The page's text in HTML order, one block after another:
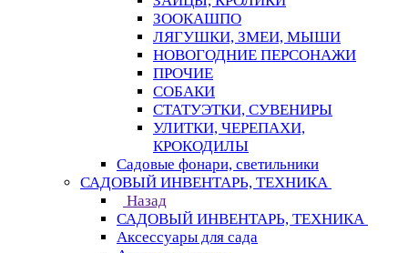
ЗООКАШПО
ЛЯГУШКИ, ЗМЕИ, МЫШИ
НОВОГОДНИЕ ПЕРСОНАЖИ
ПРОЧИЕ
СОБАКИ
СТАТУЭТКИ, СУВЕНИРЫ
УЛИТКИ, ЧЕРЕПАХИ,
КРОКОДИЛЫ
Садовые фонари, светильники
САДОВЫЙ ИНВЕНТАРЬ, ТЕХНИКА
Назад
САДОВЫЙ ИНВЕНТАРЬ, ТЕХНИКА
Аксессуары для сада